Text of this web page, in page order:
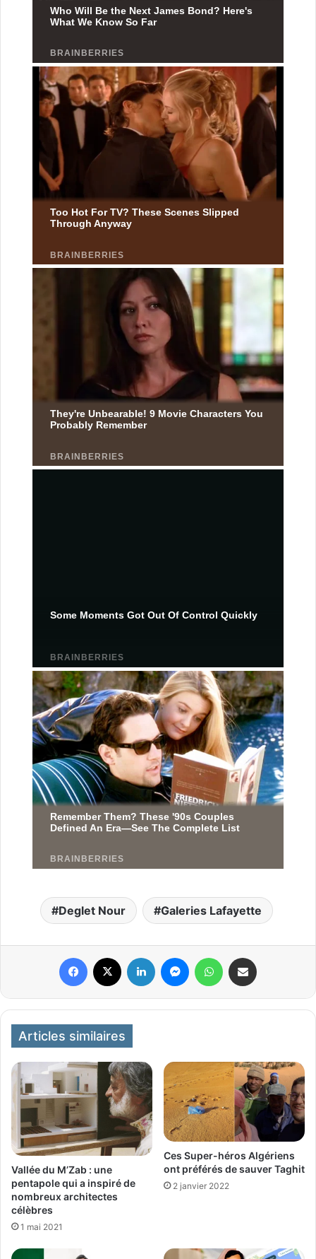
Deglet Nour Galeries Lafayette
Articles similaires
Vallée du M’Zab : une
pentapole qui a inspiré de
nombreux architectes
célèbres
1 mai 2021
Ces Super-héros Algériens
ont préférés de sauver Taghit
2 janvier 2022